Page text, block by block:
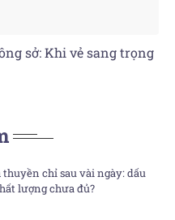
sở: Khi vẻ sang trọng
chỉ sau vài ngày: dấu
lượng chưa đủ?